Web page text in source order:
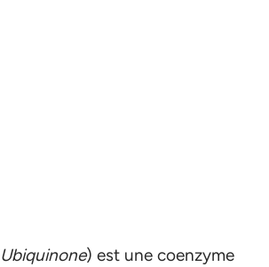
Ubiquinone) est une coenzyme